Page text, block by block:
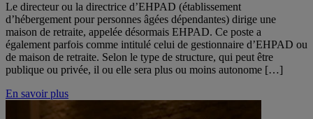
Le directeur ou la directrice d’EHPAD (établissement
d’hébergement pour personnes âgées dépendantes) dirige une
maison de retraite, appelée désormais EHPAD. Ce poste a
également parfois comme intitulé celui de gestionnaire d’EHPAD ou
de maison de retraite. Selon le type de structure, qui peut être
publique ou privée, il ou elle sera plus ou moins autonome […]
En savoir plus